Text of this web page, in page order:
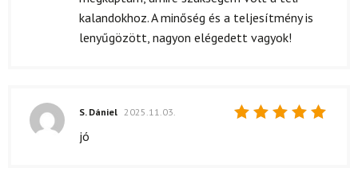
kalandokhoz. A minőség és a teljesítmény is
lenyűgözött, nagyon elégedett vagyok!
S. Dániel 2025.11.03.
jó